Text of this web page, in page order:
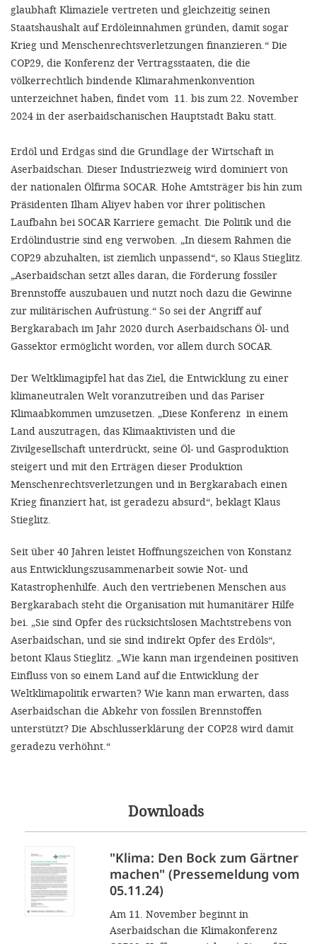
glaubhaft Klimaziele vertreten und gleichzeitig seinen
Staatshaushalt auf Erdöleinnahmen gründen, damit sogar
Krieg und Menschenrechtsverletzungen finanzieren.“ Die
COP29, die Konferenz der Vertragsstaaten, die die
völkerrechtlich bindende Klimarahmenkonvention
unterzeichnet haben, findet vom 11. bis zum 22. November
2024 in der aserbaidschanischen Hauptstadt Baku statt.
Erdöl und Erdgas sind die Grundlage der Wirtschaft in
Aserbaidschan. Dieser Industriezweig wird dominiert von
der nationalen Ölfirma SOCAR. Hohe Amtsträger bis hin zum
Präsidenten Ilham Aliyev haben vor ihrer politischen
Laufbahn bei SOCAR Karriere gemacht. Die Politik und die
Erdölindustrie sind eng verwoben. „In diesem Rahmen die
COP29 abzuhalten, ist ziemlich unpassend“, so Klaus Stieglitz.
„Aserbaidschan setzt alles daran, die Förderung fossiler
Brennstoffe auszubauen und nutzt noch dazu die Gewinne
zur militärischen Aufrüstung.“ So sei der Angriff auf
Bergkarabach im Jahr 2020 durch Aserbaidschans Öl- und
Gassektor ermöglicht worden, vor allem durch SOCAR.
Der Weltklimagipfel hat das Ziel, die Entwicklung zu einer
klimaneutralen Welt voranzutreiben und das Pariser
Klimaabkommen umzusetzen. „Diese Konferenz in einem
Land auszutragen, das Klimaaktivisten und die
Zivilgesellschaft unterdrückt, seine Öl- und Gasproduktion
steigert und mit den Erträgen dieser Produktion
Menschenrechtsverletzungen und in Bergkarabach einen
Krieg finanziert hat, ist geradezu absurd“, beklagt Klaus
Stieglitz.
Seit über 40 Jahren leistet Hoffnungszeichen von Konstanz
aus Entwicklungszusammenarbeit sowie Not- und
Katastrophenhilfe. Auch den vertriebenen Menschen aus
Bergkarabach steht die Organisation mit humanitärer Hilfe
bei. „Sie sind Opfer des rücksichtslosen Machtstrebens von
Aserbaidschan, und sie sind indirekt Opfer des Erdöls“,
betont Klaus Stieglitz. „Wie kann man irgendeinen positiven
Einfluss von so einem Land auf die Entwicklung der
Weltklimapolitik erwarten? Wie kann man erwarten, dass
Aserbaidschan die Abkehr von fossilen Brennstoffen
unterstützt? Die Abschlusserklärung der COP28 wird damit
geradezu verhöhnt.“
Downloads
"Klima: Den Bock zum Gärtner
machen" (Pressemeldung vom
05.11.24)
Am 11. November beginnt in
Aserbaidschan die Klimakonferenz
Impressum